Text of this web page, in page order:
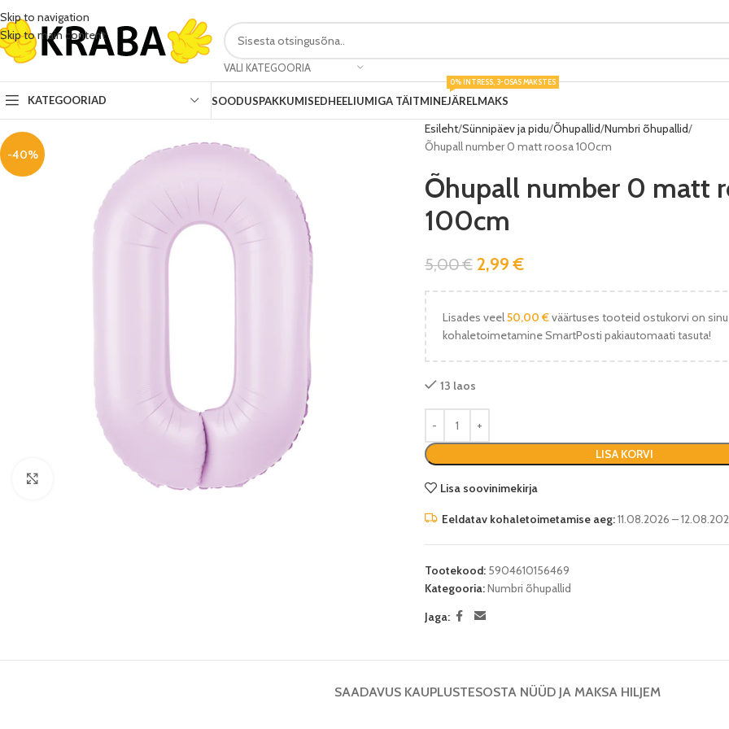
Skip to navigation
Skip to main content
VALI KATEGOORIA
KATEGOORIAD SOODUSPAKKUMISEDHEELIUMIGA TÄITMINEJÄRELMAKS
0% INTRESS, 3-OSAS MAKSTES
-40%
Esileht Sünnipäev ja pidu Õhupallid Numbri õhupallid
Õhupall number 0 matt roosa 100cm
Õhupall number 0 matt
100cm
5,00€ 2,99€
Lisades veel50,00 €väärtuses tooteid ostukorvi on
kohaletoimetamine SmartPosti pakiautomaati tasuta!
13 laos
LISA KORVI
Lisa soovinimekirja
Eeldatav kohaletoimetamise aeg:11.08.2026 –
Tootekood: 5904610156469
Kategooria:Numbri õhupallid
Jaga:
SAADAVUS KAUPLUSTESOSTA NÜÜD JA MAKSA HILJEM